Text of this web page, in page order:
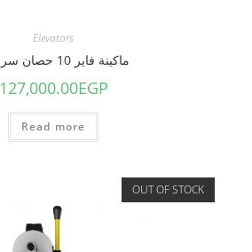
Elevators
ماكينة فاير 10 حصان سرعتان
127,000.00EGP
Read more
OUT OF STOCK